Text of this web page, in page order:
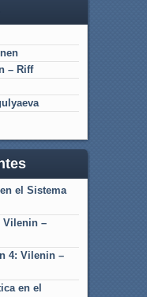
– Riff
el Sistema
Vilenin –
4: Vilenin –
en el